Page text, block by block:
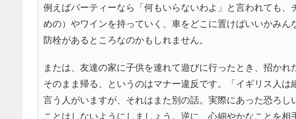
例えばパーティーなら「何もいらないわよ」と言われても、
めの）やワインを持っていく、車をどこに置けばいいかみん
防栓があるところなのかもしれません。
または、友達の家に子供を連れて遊びに行ったとき、招かれ
そのまま帰る、というのはマナー違反です。「イギリス人は
言う人がいますが、それはまた別の話。実際にあった恐ろし
ことはしないようにしましょう。逆に、心細やかなことを